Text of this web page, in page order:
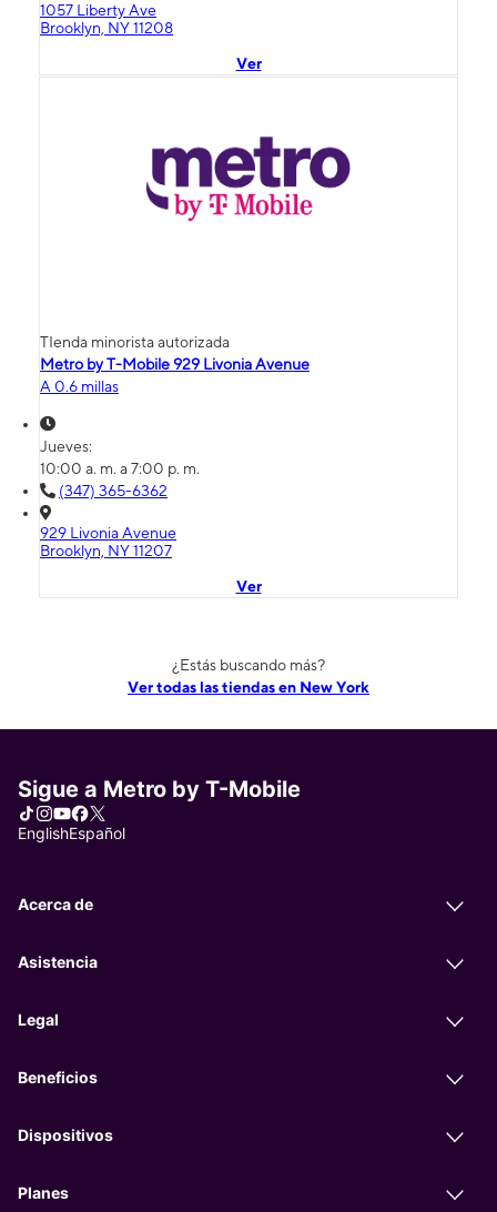
1057 Liberty Ave
Brooklyn, NY 11208
Ver
TIenda minorista autorizada
Metro by T-Mobile 929 Livonia Avenue
A 0.6 millas
Jueves:
10:00 a. m. a 7:00 p. m.
(347) 365-6362
929 Livonia Avenue
Brooklyn, NY 11207
Ver
¿Estás buscando más?
Ver todas las tiendas en New York